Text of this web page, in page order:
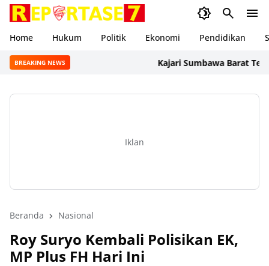
Home Hukum Politik Ekonomi Pendidikan
BREAKING NEWS Kajari Sumbawa Barat
Iklan
Beranda Nasional
Roy Suryo Kembali Polisikan EK,
MP Plus FH Hari Ini